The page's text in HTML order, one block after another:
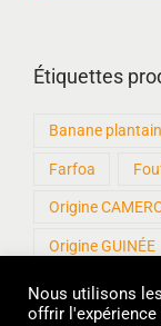
Étiquettes
Banane plantain
Farfoa
Origine
Origine GUINÉE
Patisen
sans Gluten
Nous utilisons
offrir